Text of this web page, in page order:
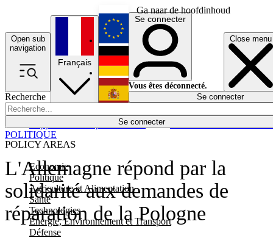
Ga naar de hoofdinhoud
Open sub
navigation
Close menu
Recherche
Se connecter
POLICY AREAS
Economie
Politique
Agriculture et Alimentation
Santé
Technologies
Energie, Environnement et Transport
Défense
Économie
Français
English
Deutsch
Español
Se connecter
Vous êtes déconnecté.
Se connecter
L'Allemagne répond par la
solidarité aux demandes de
réparation de la Pologne
POLITIQUE